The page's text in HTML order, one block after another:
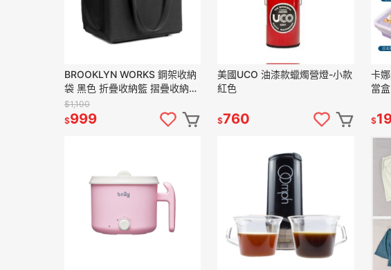
BROOKLYN WORKS 鋼架收納
袋 黑色 折疊收納籃 摺疊收納袋
開放式收納籃
$1,100
$999
美國UCO 油漆款蠟燭營燈-小款
紅色
$760
卡
當
$